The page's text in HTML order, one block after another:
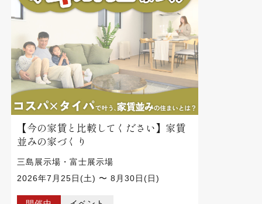
【今の家賃と比較してください】家賃
並みの家づくり
三島展示場・富士展示場
2026年7月25日(土) 〜 8月30日(日)
開催中 イベント
終了まであと…